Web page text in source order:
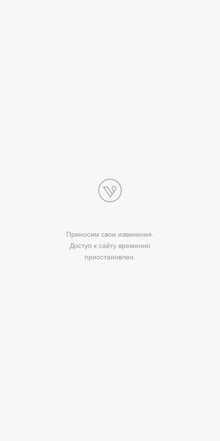
Приносим свои извинения.
Доступ к сайту временно
приостановлен.